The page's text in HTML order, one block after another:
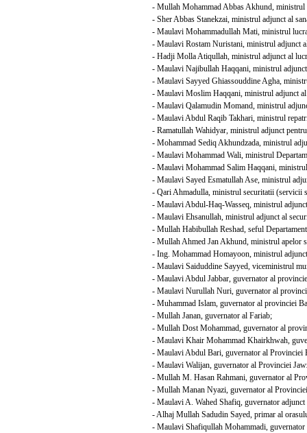
- Mullah Mohammad Abbas Akhund, ministrul
- Sher Abbas Stanekzai, ministrul adjunct al
- Maulavi Mohammadullah Mati, ministrul
- Maulavi Rostam Nuristani, ministrul adjunct
- Hadji Molla Atiqullah, ministrul adjunct al
- Maulavi Najibullah Haqqani, ministrul
- Maulavi Sayyed Ghiassouddine Agha,
- Maulavi Moslim Haqqani, ministrul adjunct
- Maulavi Qalamudin Momand, ministrul
- Maulavi Abdul Raqib Takhari, ministrul
- Ramatullah Wahidyar, ministrul adjunct
- Mohammad Sediq Akhundzada, ministrul
- Maulavi Mohammad Wali, ministrul
- Maulavi Mohammad Salim Haqqani,
- Maulavi Sayed Esmatullah Ase, ministrul
- Qari Ahmadulla, ministrul securitatii (servicii
- Maulavi Abdul-Haq-Wasseq, ministrul
- Maulavi Ehsanullah, ministrul adjunct al
- Mullah Habibullah Reshad, seful
- Mullah Ahmed Jan Akhund, ministrul apelor
- Ing. Mohammad Homayoon, ministrul
- Maulavi Saiduddine Sayyed, viceministrul
- Maulavi Abdul Jabbar, guvernator al
- Maulavi Nurullah Nuri, guvernator al
- Muhammad Islam, guvernator al provinciei
- Mullah Janan, guvernator al Fariab;
- Mullah Dost Mohammad, guvernator al
- Maulavi Khair Mohammad Khairkhwah,
- Maulavi Abdul Bari, guvernator al Provinciei
- Maulavi Walijan, guvernator al Provinciei
- Mullah M. Hasan Rahmani, guvernator al
- Mullah Manan Nyazi, guvernator al
- Maulavi A. Wahed Shafiq, guvernator
- Alhaj Mullah Sadudin Sayed, primar al
- Maulavi Shafiqullah Mohammadi,